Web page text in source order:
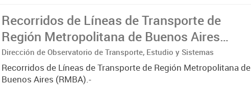
Recorridos de Líneas de Transporte de
Región Metropolitana de Buenos Aires
(RMBA)
Dirección de Observatorio de Transporte, Estudio y Sistemas
Recorridos de Líneas de Transporte de Región Metropolitana de
Buenos Aires (RMBA).-